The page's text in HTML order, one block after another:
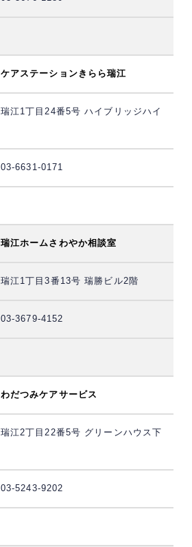
ケアステーションきらら瑞江
瑞江1丁目24番5号 ハイブリッジハイ
03-6631-0171
瑞江ホームさわやか相談室
瑞江1丁目3番13号 瑞勝ビル2階
03-3679-4152
わだつみケアサービス
瑞江2丁目22番5号 グリーンハウス下
03-5243-9202